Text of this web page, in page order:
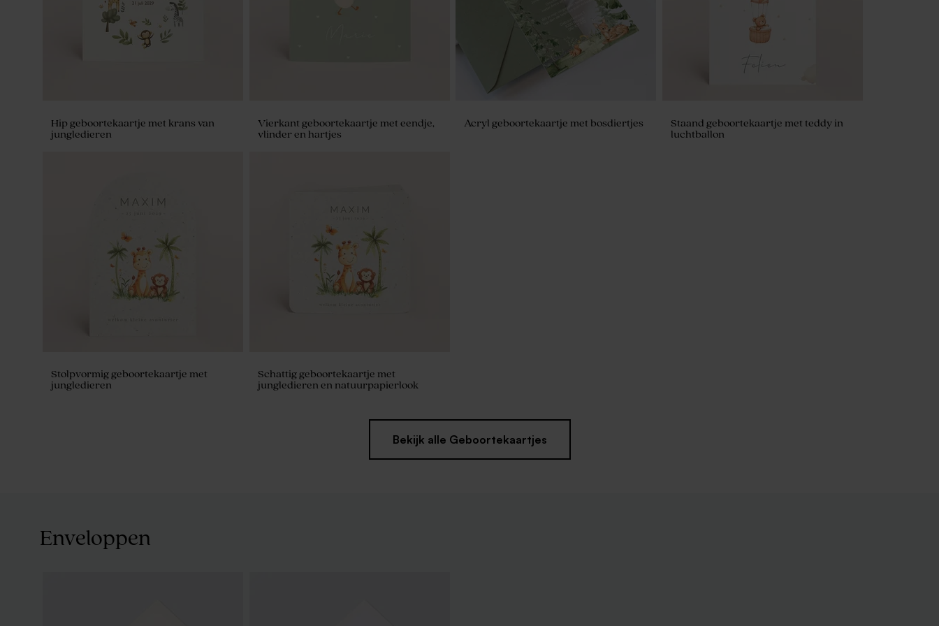
badzout en badbom - lichtgroen
Hip geboortekaartje met krans van
jungledieren
Vierkant geboortekaartje met eendje,
vlinder en hartjes
Acryl geboortekaartje met bosdiertjes
Staand geboortekaartje met teddy in
luchtballon
Stolpvormig geboortekaartje met
jungledieren
Schattig geboortekaartje met
jungledieren en natuurpapierlook
Bekijk alle Geboortekaartjes
Enveloppen